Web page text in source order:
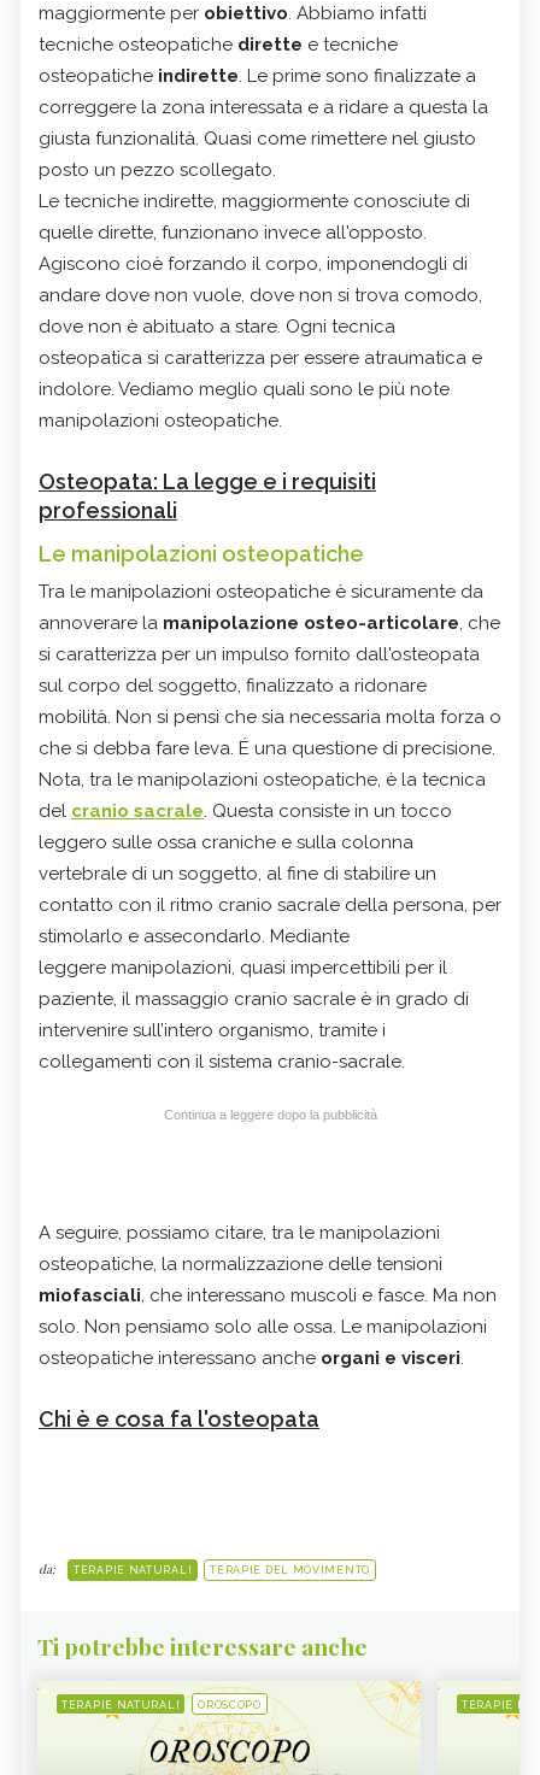
maggiormente per obiettivo. Abbiamo infatti
tecniche osteopatiche dirette e tecniche
osteopatiche indirette. Le prime sono finalizzate a
correggere la zona interessata e a ridare a questa la
giusta funzionalità. Quasi come rimettere nel giusto
posto un pezzo scollegato.
Le tecniche indirette, maggiormente conosciute di
quelle dirette, funzionano invece all'opposto.
Agiscono cioè forzando il corpo, imponendogli di
andare dove non vuole, dove non si trova comodo,
dove non è abituato a stare. Ogni tecnica
osteopatica si caratterizza per essere atraumatica e
indolore. Vediamo meglio quali sono le più note
manipolazioni osteopatiche.
Osteopata: La legge e i requisiti
professionali
Le manipolazioni osteopatiche
Tra le manipolazioni osteopatiche è sicuramente da
annoverare la manipolazione osteo-articolare, che
si caratterizza per un impulso fornito dall'osteopata
sul corpo del soggetto, finalizzato a ridonare
mobilità. Non si pensi che sia necessaria molta forza o
che si debba fare leva. É una questione di precisione.
Nota, tra le manipolazioni osteopatiche, è la tecnica
del cranio sacrale. Questa consiste in un tocco
leggero sulle ossa craniche e sulla colonna
vertebrale di un soggetto, al fine di stabilire un
contatto con il ritmo cranio sacrale della persona, per
stimolarlo e assecondarlo. Mediante
leggere manipolazioni, quasi impercettibili per il
paziente, il massaggio cranio sacrale è in grado di
intervenire sull’intero organismo, tramite i
collegamenti con il sistema cranio-sacrale.
Continua a leggere dopo la pubblicità
A seguire, possiamo citare, tra le manipolazioni
osteopatiche, la normalizzazione delle tensioni
miofasciali, che interessano muscoli e fasce. Ma non
solo. Non pensiamo solo alle ossa. Le manipolazioni
osteopatiche interessano anche organi e visceri.
Chi è e cosa fa l'osteopata
da: TERAPIE NATURALI TERAPIE DEL MOVIMENTO
Ti potrebbe interessare anche
TERAPIE NATURALI OROSCOPO TERAPIE